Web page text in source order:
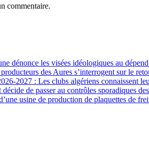
commentaire.
dénonce les visées idéologiques au
des Aures s’interrogent sur le
2027 : Les clubs algériens connaissent
de passer au contrôles sporadiques
usine de production de plaquettes de